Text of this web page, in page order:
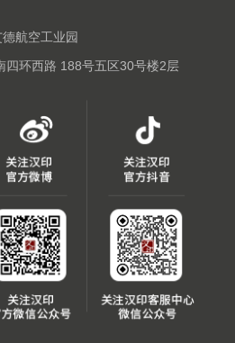
航空工业园
四环西路 188号五区30号楼2层